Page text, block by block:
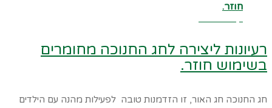
רעיונות ליצירה לחג החנוכה מחומרים
בשימוש חוזר.
חג החנוכה חג האור, זו הזדמנות טובה לפעילות מהנה עם הילדים